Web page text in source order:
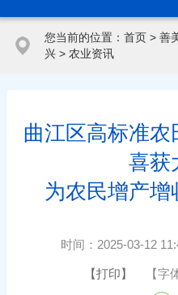
您当前的位置： 首页> 善
兴> 农业资讯
曲江区高标准
喜获
为农民增产增
时间： 2025-03-12
【打印】 【字